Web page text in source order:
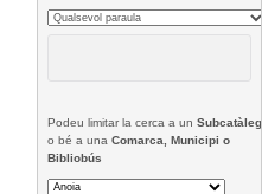
Podeu limitar la cerca a unSubcatàleg
o bé a unaComarca, Municipi o
Bibliobús